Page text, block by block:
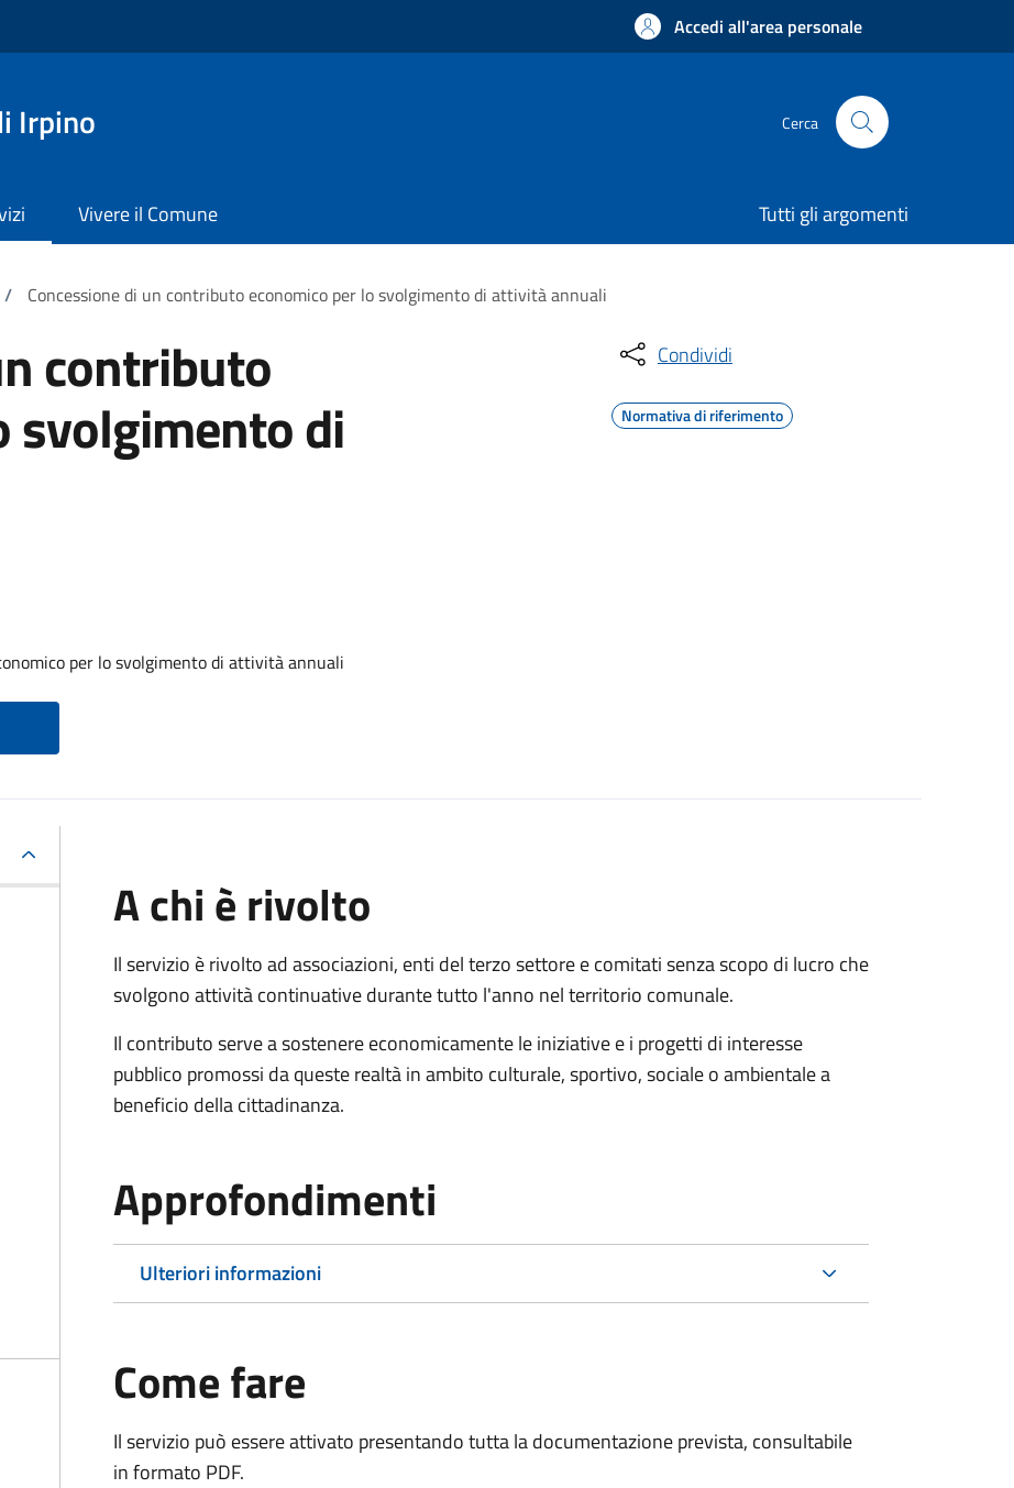
Accedi all'area personale
Irpino Cerca
Vivere il Comune Tutti gli argomenti
/ Concessione di un contributo economico per lo svolgimento di attività annuali
contributo
svolgimento di
per lo svolgimento di attività annuali
Condividi
Normativa di riferimento
A chi è rivolto
Il servizio è rivolto ad associazioni, enti del terzo settore e comitati senza scopo di lucro che
svolgono attività continuative durante tutto l'anno nel territorio comunale.
Il contributo serve a sostenere economicamente le iniziative e i progetti di interesse
pubblico promossi da queste realtà in ambito culturale, sportivo, sociale o ambientale a
beneficio della cittadinanza.
Approfondimenti
Ulteriori informazioni
Come fare
Il servizio può essere attivato presentando tutta la documentazione prevista, consultabile
in formato PDF.